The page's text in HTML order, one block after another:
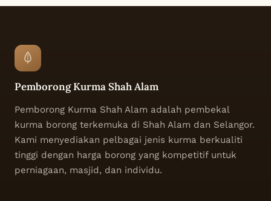
Pemborong Kurma Shah Alam
Pemborong Kurma Shah Alam adalah pembekal
kurma borong terkemuka di Shah Alam dan Selangor.
Kami menyediakan pelbagai jenis kurma berkualiti
tinggi dengan harga borong yang kompetitif untuk
perniagaan, masjid, dan individu.